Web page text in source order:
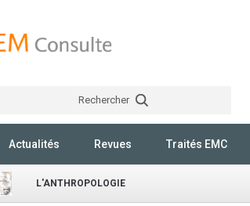
Rechercher
Actualités Revues Traités EMC
L'ANTHROPOLOGIE